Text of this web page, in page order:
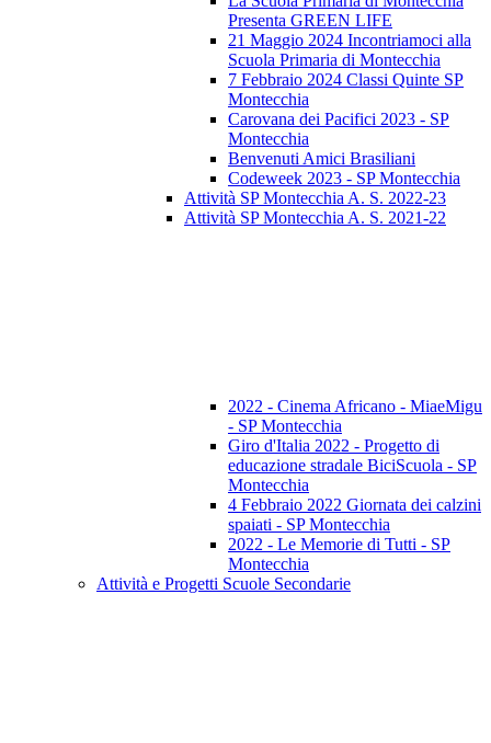
Presenta GREEN LIFE
21 Maggio 2024 Incontriamoci alla
Scuola Primaria di Montecchia
7 Febbraio 2024 Classi Quinte SP
Montecchia
Carovana dei Pacifici 2023 - SP
Montecchia
Benvenuti Amici Brasiliani
Codeweek 2023 - SP Montecchia
Attività SP Montecchia A. S. 2022-23
Attività SP Montecchia A. S. 2021-22
2022 - Cinema Africano - MiaeMigu
- SP Montecchia
Giro d'Italia 2022 - Progetto di
educazione stradale BiciScuola - SP
Montecchia
4 Febbraio 2022 Giornata dei calzini
spaiati - SP Montecchia
2022 - Le Memorie di Tutti - SP
Montecchia
Attività e Progetti Scuole Secondarie